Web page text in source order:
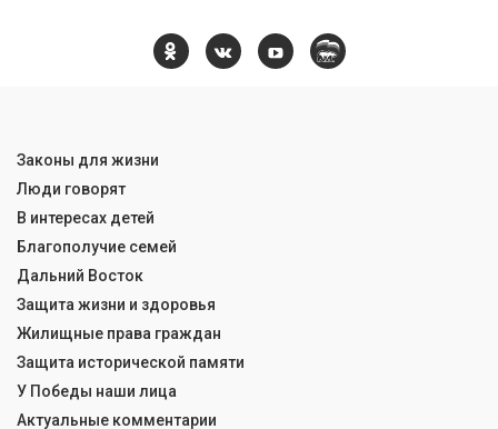
Законы для жизни
Люди говорят
В интересах детей
Благополучие семей
Дальний Восток
Защита жизни и здоровья
Жилищные права граждан
Защита исторической памяти
У Победы наши лица
Актуальные комментарии